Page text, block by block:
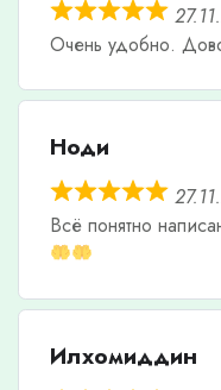
Очень удобно.
Ноди
Всë понятно
Илхомиддин